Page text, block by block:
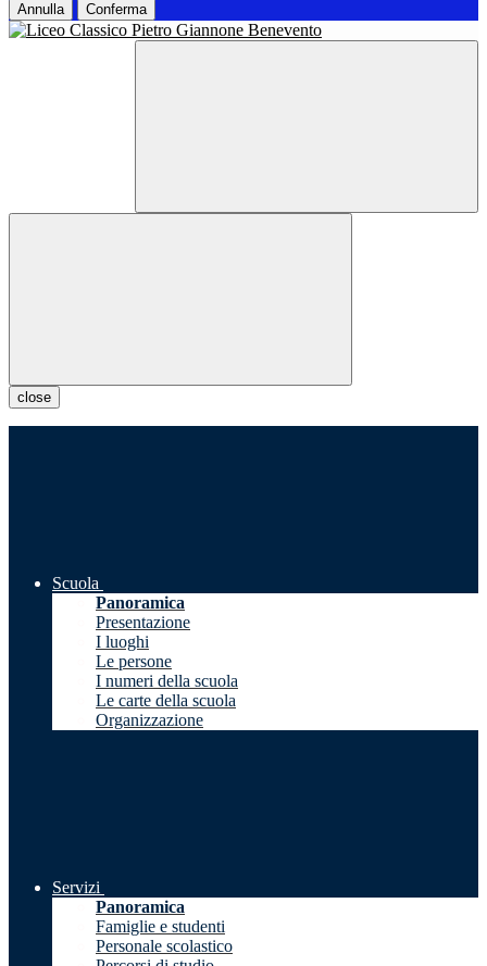
Annulla Conferma
close
Scuola
Panoramica
Presentazione
I luoghi
Le persone
I numeri della scuola
Le carte della scuola
Organizzazione
Servizi
Panoramica
Famiglie e studenti
Personale scolastico